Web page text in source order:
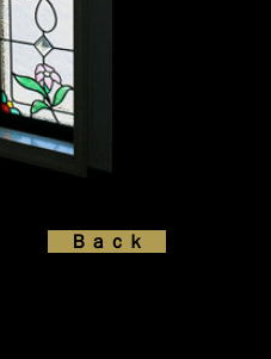
Ｂａｃｋ